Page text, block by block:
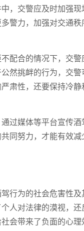
，交警应及时加强现
警力，加强对交通
配合的情况下，交
然挑衅的行为，交警
肃性，还要保持冷
过媒体等平台宣传酒
同努力，才能有效
行为的社会危害性
人对法律的漠视，
会带来了负面的心